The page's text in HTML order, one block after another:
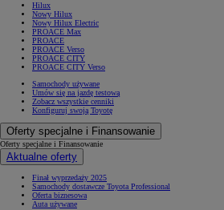
Hilux
Nowy Hilux
Nowy Hilux Electric
PROACE Max
PROACE
PROACE Verso
PROACE CITY
PROACE CITY Verso
Samochody używane
Umów się na jazdę testową
Zobacz wszystkie cenniki
Konfiguruj swoją Toyotę
Oferty specjalne i Finansowanie
Oferty specjalne i Finansowanie
Aktualne oferty
Finał wyprzedaży 2025
Samochody dostawcze Toyota Professional
Oferta biznesowa
Auta używane